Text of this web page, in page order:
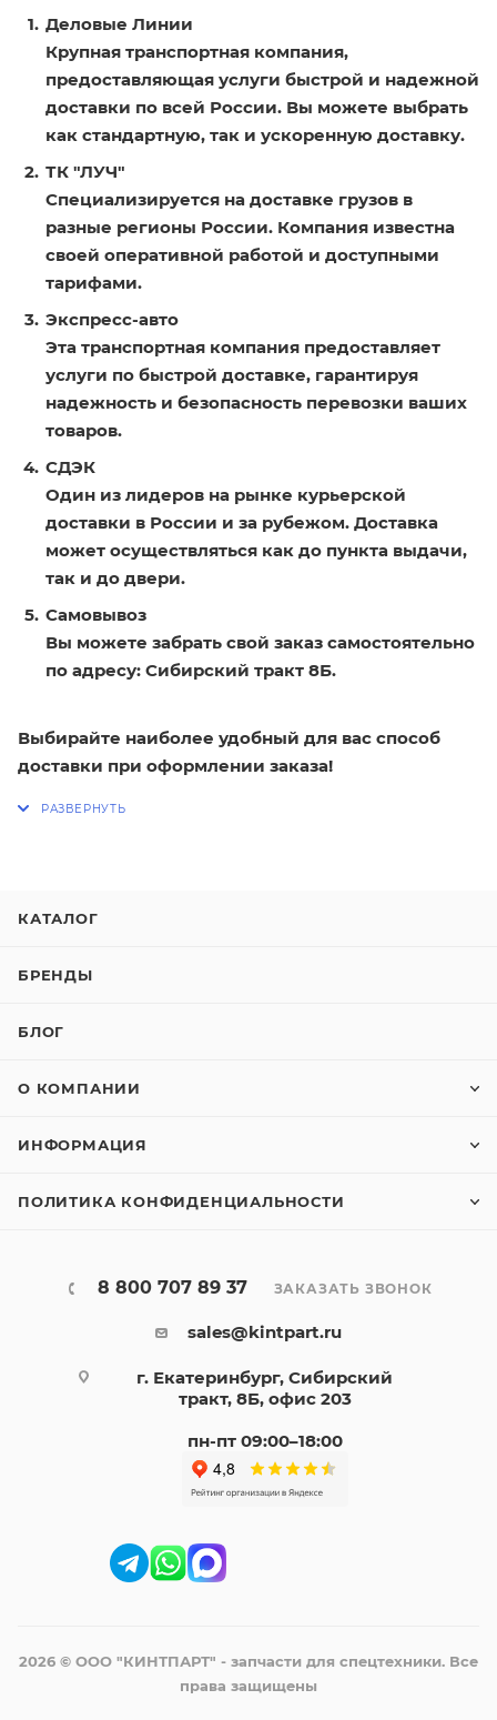
Деловые Линии
Крупная транспортная компания,
предоставляющая услуги быстрой и надежной
доставки по всей России. Вы можете выбрать
как стандартную, так и ускоренную доставку.
ТК "ЛУЧ"
Специализируется на доставке грузов в
разные регионы России. Компания известна
своей оперативной работой и доступными
тарифами.
Экспресс-авто
Эта транспортная компания предоставляет
услуги по быстрой доставке, гарантируя
надежность и безопасность перевозки ваших
товаров.
СДЭК
Один из лидеров на рынке курьерской
доставки в России и за рубежом. Доставка
может осуществляться как до пункта выдачи,
так и до двери.
Самовывоз
Вы можете забрать свой заказ самостоятельно
по адресу: Сибирский тракт 8Б.
Выбирайте наиболее удобный для вас способ
доставки при оформлении заказа!
КАТАЛОГ
БРЕНДЫ
БЛОГ
О КОМПАНИИ
ИНФОРМАЦИЯ
ПОЛИТИКА КОНФИДЕНЦИАЛЬНОСТИ
8 800 707 89 37 ЗАКАЗАТЬ ЗВОНОК
sales@kintpart.ru
г. Екатеринбург, Сибирский
тракт, 8Б, офис 203
пн-пт 09:00–18:00
2026 © ООО "КИНТПАРТ" - запчасти для спецтехники. Все
права защищены